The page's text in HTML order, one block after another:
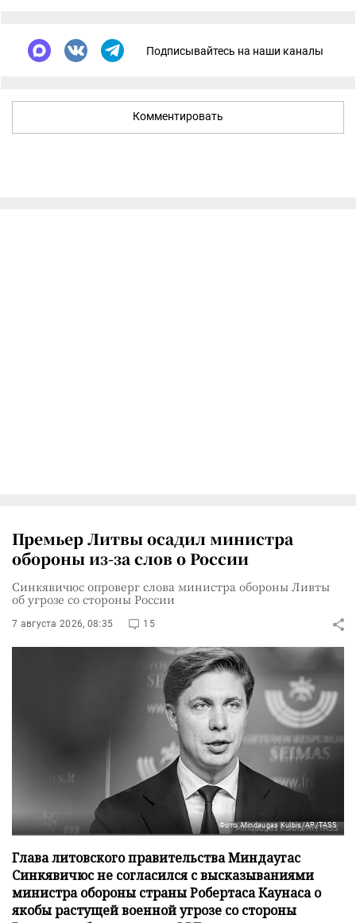
Подписывайтесь на наши каналы
Комментировать
Премьер Литвы осадил министра
обороны из-за слов о России
Синкявичюс опроверг слова министра обороны Ливты
об угрозе со стороны России
7 августа 2026, 08:35 15
Фото: Mindaugas Kulbis/AP/TASS
Глава литовского правительства Миндаугас
Синкявичюс не согласился с высказываниями
министра обороны страны Робертаса Каунаса о
якобы растущей военной угрозе со стороны